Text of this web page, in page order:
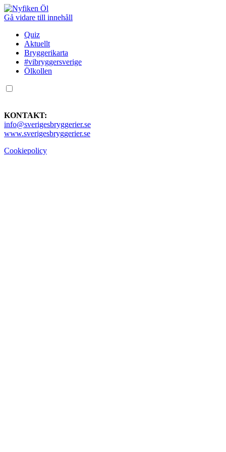
Gå vidare till innehåll
Quiz
Aktuellt
Bryggerikarta
#vibryggersverige
Ölkollen
KONTAKT:
info@sverigesbryggerier.se
www.sverigesbryggerier.se
Cookiepolicy